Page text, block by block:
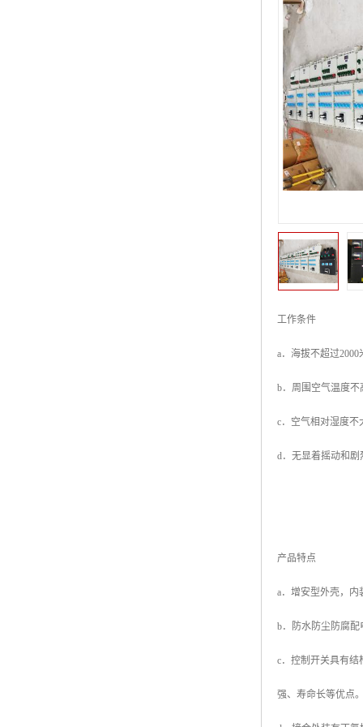
工作条件
a．海拔不超过2000
b．周围空气温度
c．空气相对湿度不
d．无显着摇动和
产品特点
a．增安型外壳，内
b．防水防尘防腐
c．控制开关具有
强、寿命长等优点